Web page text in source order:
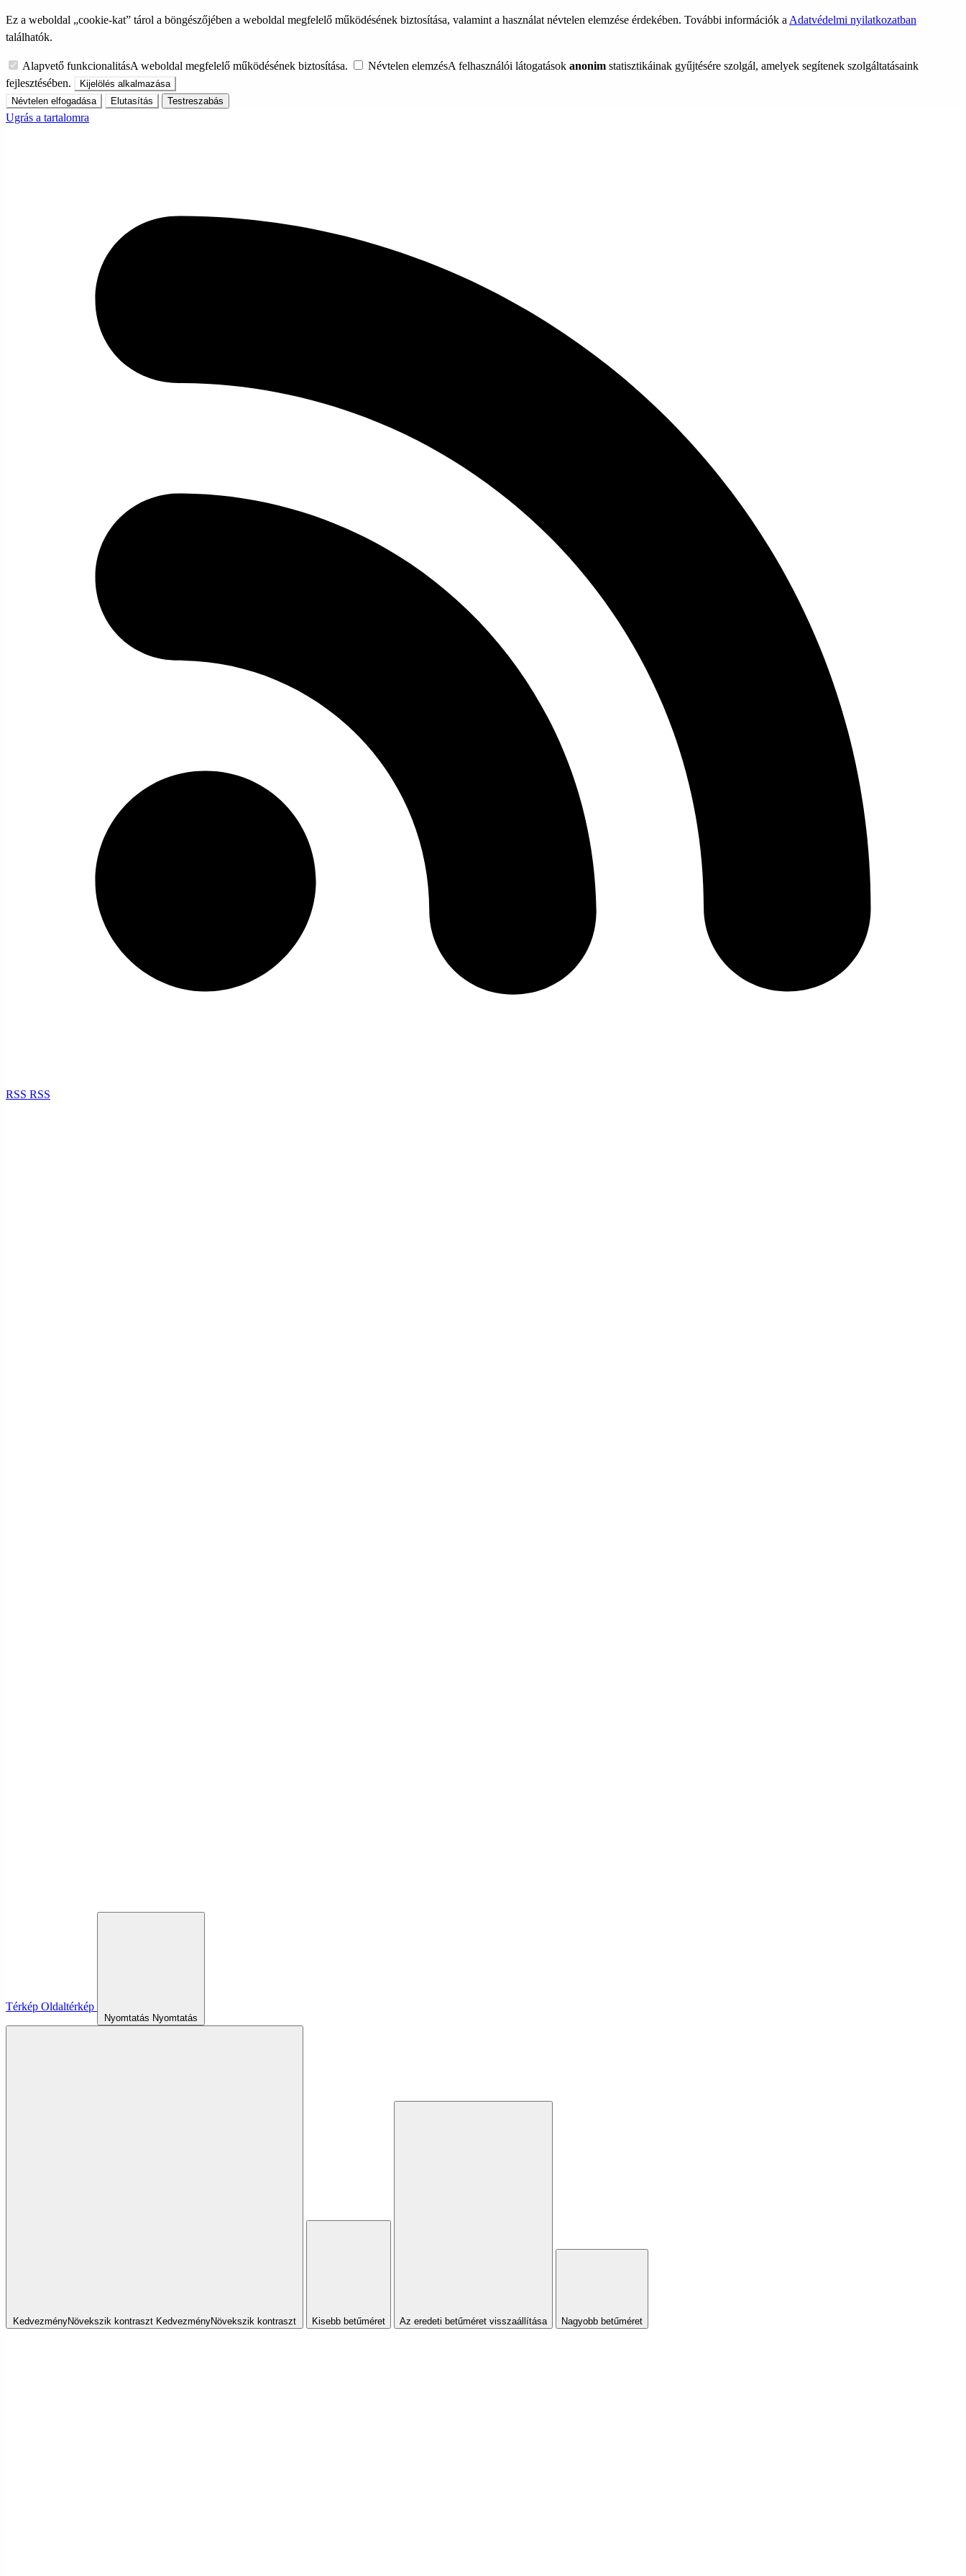
Ez a weboldal „cookie-kat” tárol a böngészőjében a weboldal megfelelő működésének biztosítása, valamint a használat névtelen elemzése érdekében. További információk a Adatvédelmi nyilatkozatban
találhatók.
Alapvető funkcionalitásA weboldal megfelelő működésének biztosítása. Névtelen elemzésA felhasználói látogatások anonim statisztikáinak gyűjtésére szolgál, amelyek segítenek szolgáltatásaink
fejlesztésében.
Kijelölés alkalmazása
Névtelen elfogadása
Elutasítás Testreszabás
Ugrás a tartalomra
RSS RSS
Térkép Oldaltérkép
Nyomtatás Nyomtatás
KedvezményNövekszik kontraszt KedvezményNövekszik kontraszt Kisebb betűméret Az eredeti betűméret visszaállítása Nagyobb betűméret